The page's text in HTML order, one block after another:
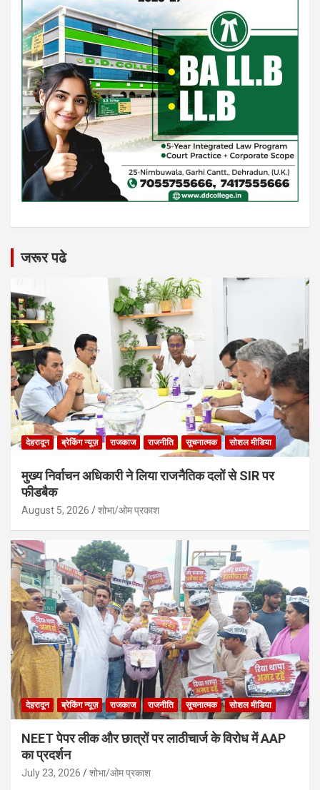
जरूर पढे
देहरादून ब्रेकिंग न्यूज़ राजकाज राजनीति सूचनात्मक सोशल मीडिया
मुख्य निर्वाचन अधिकारी ने लिया राजनैतिक दलों से SIR पर
फीडबैक
August 5, 2026 शोभा/ओम प्रकाश
देहरादून ब्रेकिंग न्यूज़ राजकाज राजनीति सूचनात्मक सोशल मीडिया
NEET पेपर लीक और छात्रों पर लाठीचार्ज के विरोध में AAP
का प्रदर्शन
July 23, 2026 शोभा/ओम प्रकाश